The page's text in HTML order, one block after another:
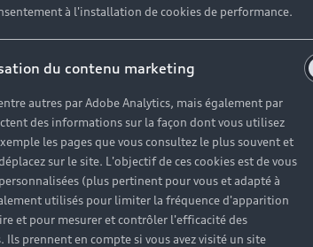
à l'installation de cookies de performance.
du contenu marketing
autres par Adobe Analytics, mais également par
des informations sur la façon dont vous utilisez
les pages que vous consultez le plus souvent et
sur le site. L'objectif de ces cookies est de vous
(plus pertinent pour vous et adapté à
utilisés pour limiter la fréquence d'apparition
et pour mesurer et contrôler l'efficacité des
prennent en compte si vous avez visité un site